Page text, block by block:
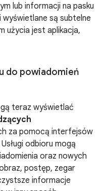
lub informacji na pasku
są subtelne
użycia jest aplikacja,
do powiadomień
teraz wyświetlać
za pomocą interfejsów
odbioru mogą
oraz nowych
postęp, zegar
informacje